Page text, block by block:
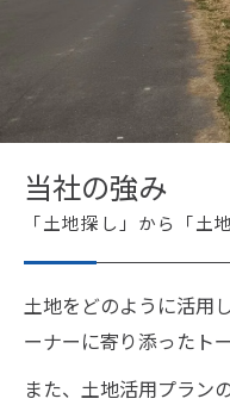
当社の強み
「土地探し」から「土
土地をどのように活用
ーナーに寄り添ったト
また、土地活用プラン